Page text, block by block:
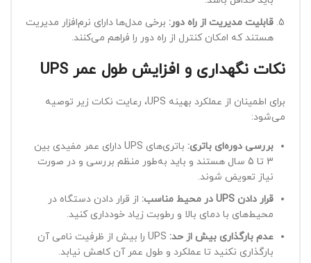
قابلیت مدیریت از راه دور: برخی مدل‌ها دارای نرم‌افزار مدیریت
هستند که امکان کنترل از راه دور را فراهم می‌کنند.
نکات نگهداری و افزایش طول عمر UPS
برای اطمینان از عملکرد بهینه UPS، رعایت نکات زیر توصیه
می‌شود:
بررسی دوره‌ای باتری:
باتری‌های UPS دارای عمر مفیدی بین
3 تا 5 سال هستند و باید به‌طور منظم بررسی و در صورت
نیاز تعویض شوند.
قرار دادن UPS در محیط مناسب:
از قرار دادن دستگاه در
محیط‌های با دمای بالا و رطوبت زیاد خودداری کنید.
عدم بارگذاری بیش از حد:
UPS را بیش از ظرفیت نامی آن
بارگذاری نکنید تا عملکرد و طول عمر آن کاهش نیابد.